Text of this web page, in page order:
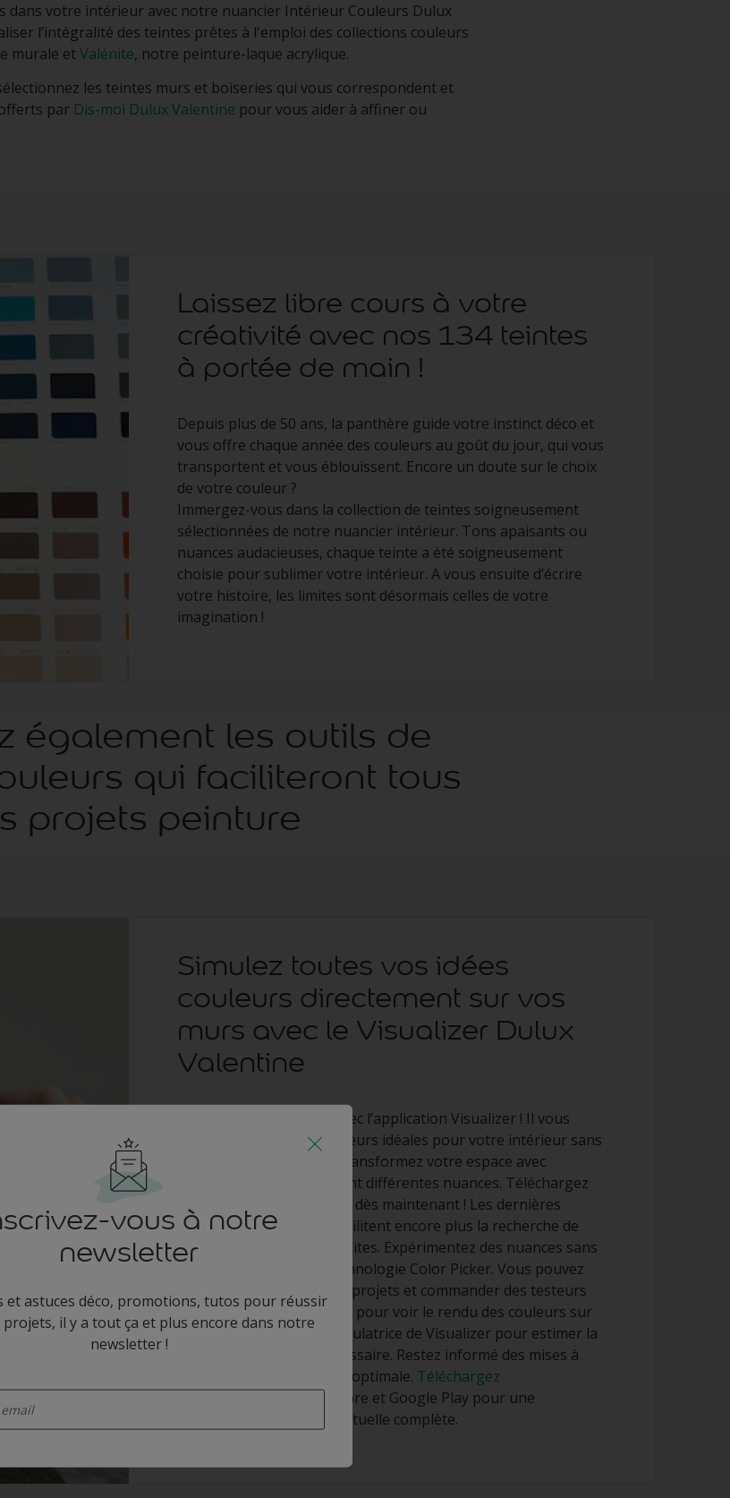
dans votre intérieur avec notre nuancier Intérieur Couleurs Dulux
l’intégralité des teintes prêtes à l'emploi des collections couleurs
murale etValénite, notre peinture-laque acrylique.​
les teintes murs et boiseries qui vous correspondent et
par Dis-moi Dulux Valentine pour vous aider à affiner ou
Laissez libre cours à votre
créativité avec nos 134 teintes
à portée de main !
Depuis plus de 50 ans, la panthère guide votre instinct déco et
vous offre chaque année des couleurs au goût du jour, qui vous
transportent et vous éblouissent. Encore un doute sur le choix
de votre couleur ? ​
Immergez-vous dans la collection de teintes soigneusement
sélectionnées de notre nuancier intérieur. Tons apaisants ou
nuances audacieuses, chaque teinte a été soigneusement
choisie pour sublimer votre intérieur. A vous ensuite d’écrire
votre histoire, les limites sont désormais celles de votre
imagination !
également les outils de
qui faciliteront tous
projets peinture
Simulez toutes vos idées
couleurs directement sur vos
murs avec le Visualizer Dulux
Valentine
Vos idées prennent vie avec l’application Visualizer ! Il vous
permet de choisir les couleurs idéales pour votre intérieur sans
peindre physiquement. Transformez votre espace avec
créativité en expérimentant différentes nuances. Téléchargez
l'application gratuitement dès maintenant ! Les dernières
fonctions de Visualizer facilitent encore plus la recherche de
couleurs intérieures parfaites. Expérimentez des nuances sans
peindre en utilisant la technologie Color Picker. Vous pouvez
enregistrer, partager vos projets et commander des testeurs
avec rouleau d'application pour voir le rendu des couleurs sur
vos murs. Et utilisez la calculatrice de Visualizer pour estimer la
quantité de peinture nécessaire. Restez informé des mises à
jour pour une expérience optimale. Téléchargez
depuis l'App Store et Google Play pour une
expérience de peinture virtuelle complète.
vous à notre
newsletter
et astuces déco, promotions, tutos pour réussir
il y a tout ça et plus encore dans notre
newsletter !